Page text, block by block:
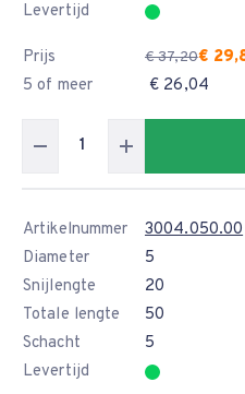
Levertijd
Prijs € 37,20€
5 of meer
€ 26,04
Artikelnummer
3004.050.00
Diameter
5
Snijlengte
20
Totale lengte
50
Schacht
5
Levertijd